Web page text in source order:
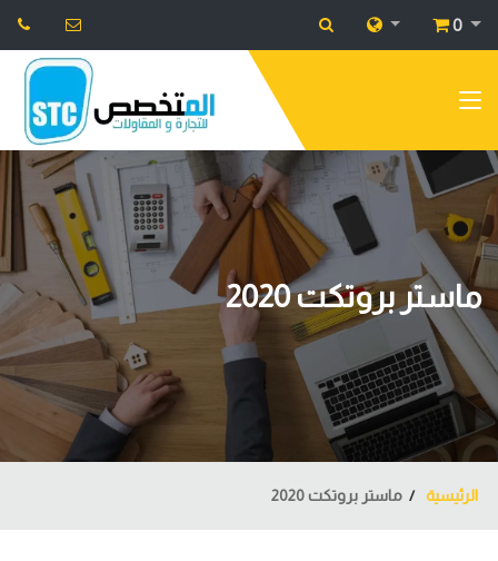
0
ماستر بروتكت 2020
الرئيسية ماستر بروتكت 2020